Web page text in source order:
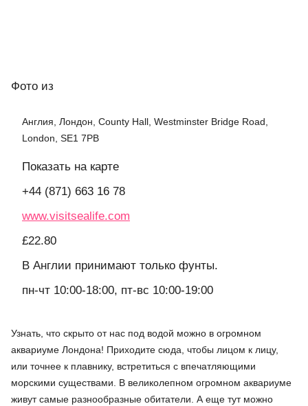
Фото из
Англия, Лондон, County Hall, Westminster Bridge Road,
London, SE1 7PB
Показать на карте
+44 (871) 663 16 78
www.visitsealife.com
£22.80
В Англии принимают только фунты.
пн-чт 10:00-18:00, пт-вс 10:00-19:00
Узнать, что скрыто от нас под водой можно в огромном
аквариуме Лондона! Приходите сюда, чтобы лицом к лицу,
или точнее к плавнику, встретиться с впечатляющими
морскими существами. В великолепном огромном аквариуме
живут самые разнообразные обитатели. А еще тут можно